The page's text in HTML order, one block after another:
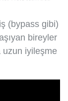
(bypass gibi)
bireyler
uzun iyileşme